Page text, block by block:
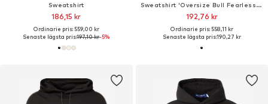
Sweatshirt
186,15 kr
Ordinarie pris: 559,00 kr
Senaste lägsta pris:197,10 kr-5%
Sweatshirt 'Oversize Bull Fearless Hoodie - Black and Red'
192,76 kr
Ordinarie pris: 558,11 kr
Senaste lägsta pris:190,27 kr